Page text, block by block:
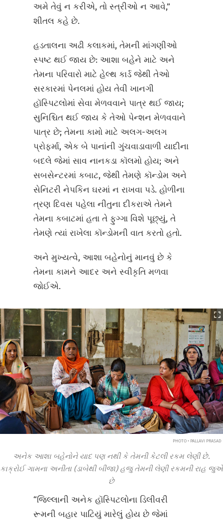
અમે તેવું ન કરીએ, તો સ્ત્રીઓ ન આવે,”
શીતલ કહે છે.
હડતાલના અઢી કલાકમાં, તેમની માંગણીઓ
સ્પષ્ટ થઈ જાય છે: આશા બહેને માટે અને
તેમના પરિવારો માટે હેલ્થ કાર્ડ જેથી તેઓ
સરકારમાં પેનલમાં હોય તેવી ખાનગી
હૉસ્પિટલોમાં સેવા મેળવવાને પાત્ર થઈ જાય;
સુનિશ્ચિત થઈ જાય કે તેઓ પેન્શન મેળવવાને
પાત્ર છે; તેમના કામો માટે અલગ-અલગ
પ્રોફર્મા, એક બે પાનાંની ગુંચવાડાવાળી યાદીના
બદલે જેમાં સાવ નાનકડા કૉલમો હોય; અને
સબસેન્ટરમાં કબાટ, જેથી તેમણે કૉન્ડોમ અને
સેનિટરી નેપકિન ઘરમાં ન રાખવા પડે. હોળીના
ત્રણ દિવસ પહેલા નીતુના દીકરાએ તેમને
તેમના કબાટમાં હતા તે ફુગ્ગા વિશે પૂછ્યું, તે
તેમણે ત્યાં રાખેલા કૉન્ડોમની વાત કરતો હતો.
અને મુખ્યત્વે, આશા બહેનોનું માનવું છે કે
તેમના કામને આદર અને સ્વીકૃતિ મળવા
જોઈએ.
PHOTO • PALLAVI PRASAD
અનેક આશા બહેનોને યાદ પણ નથી કે તેમની કેટલી રકમ લેણી છે.
કાક્રોઈ ગામના અનીતા (ડાબેથી બીજા) હજુ તેમની લેણી રકમની રાહ જુએ
છે
“જિલ્લાની અનેક હૉસ્પિટલોના ડિલીવરી
રૂમની બહાર પાટિયું મારેલું હોય છે જેમાં